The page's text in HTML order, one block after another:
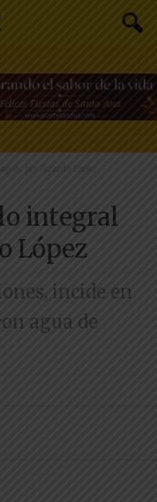
por Ricardo López
integral
López
incide en
agua de